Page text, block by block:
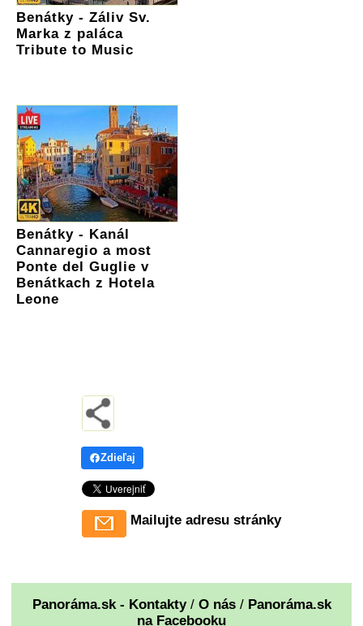
Benátky - Záliv Sv.
Marka z paláca
Tribute to Music
Benátky - Kanál
Cannaregio a most
Ponte del Guglie v
Benátkach z Hotela
Leone
Zdieľaj
Mailujte adresu stránky
Panoráma.sk - Kontakty/ O nás/ Panoráma.sk
na Facebooku